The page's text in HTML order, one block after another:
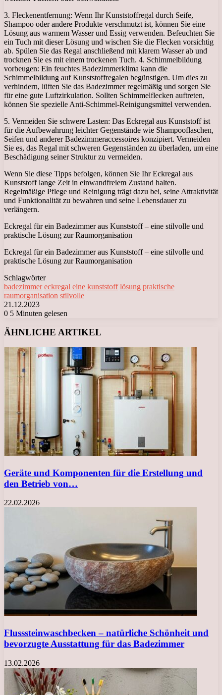
3. Fleckenentfernung: Wenn Ihr Kunststoffregal durch Seife,
Shampoo oder andere Produkte verschmutzt ist, können Sie eine
Lösung aus warmem Wasser und Essig verwenden. Befeuchten Sie
ein Tuch mit dieser Lösung und wischen Sie die Flecken vorsichtig
ab. Spülen Sie das Regal anschließend mit klarem Wasser ab und
trocknen Sie es mit einem trockenen Tuch. 4. Schimmelbildung
vorbeugen: Ein feuchtes Badezimmerklima kann die
Schimmelbildung auf Kunststoffregalen begünstigen. Um dies zu
verhindern, lüften Sie das Badezimmer regelmäßig und sorgen Sie
für eine gute Luftzirkulation. Sollten Schimmelflecken auftreten,
können Sie spezielle Anti-Schimmel-Reinigungsmittel verwenden.
5. Vermeiden Sie schwere Lasten: Das Eckregal aus Kunststoff ist
für die Aufbewahrung leichter Gegenstände wie Shampooflaschen,
Seifen und anderer Badezimmeraccessoires konzipiert. Vermeiden
Sie es, das Regal mit schweren Gegenständen zu überladen, um eine
Beschädigung seiner Struktur zu vermeiden.
Wenn Sie diese Tipps befolgen, können Sie Ihr Eckregal aus
Kunststoff lange Zeit in einwandfreiem Zustand halten.
Regelmäßige Pflege und Reinigung trägt dazu bei, seine Attraktivität
und Funktionalität zu bewahren und seine Lebensdauer zu
verlängern.
Eckregal für ein Badezimmer aus Kunststoff – eine stilvolle und
praktische Lösung zur Raumorganisation
Eckregal für ein Badezimmer aus Kunststoff – eine stilvolle und
praktische Lösung zur Raumorganisation
Schlagwörter
badezimmer eckregal eine kunststoff lösung praktische
raumorganisation stilvolle
21.12.2023
0 5 Minuten gelesen
ÄHNLICHE ARTIKEL
Geräte und Komponenten für die Erstellung und
den Betrieb von…
22.02.2026
Flusssteinwaschbecken – natürliche Schönheit und
bevorzugte Ausstattung für das Badezimmer
13.02.2026